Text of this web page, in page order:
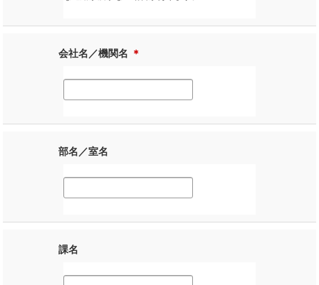
会社名／機関名 ＊
部名／室名
課名